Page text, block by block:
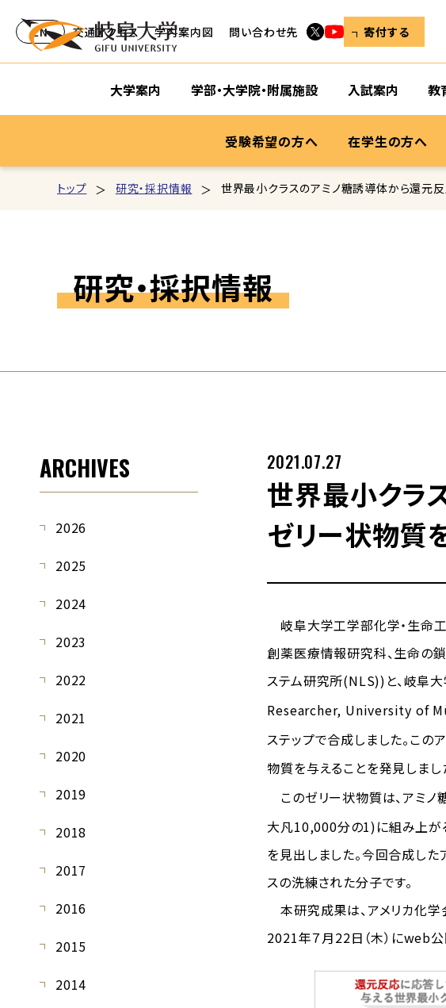
大学案内 学部・大学院・附属施設 入試案内 教
受験希望の方へ 在学生の方へ
EN 交通アクセス 学内案内図 問い合わせ先 寄付する
トップ 研究・採択情報 世界最小クラスのアミノ糖誘導体から還元
研究・採択情報
世界最小クラ
ゼリー状物質
2021.07.27
岐阜大学工学部化学・生命
創薬医療情報研究科、生命の
ステム研究所(NLS))と、岐
Researcher, University of
ステップで合成しました。この
物質を与えることを発見しまし
このゼリー状物質は、アミ
大凡10,000分の1)に組み上が
を見出しました。今回合成し
スの洗練された分子です。
本研究成果は、アメリカ化学
2021年７月22日（木）にweb公
ARCHIVES
2026
2025
2024
2023
2022
2021
2020
2019
2018
2017
2016
2015
2014